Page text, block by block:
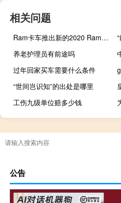
相关问题
Ram卡车推出新的2020 Ram 1500 Laramie西南版
养老护理员有前途吗
过年回家买车需要什么条件
“世间岂识知”的出处是哪里
工伤九级单位赔多少钱
公告